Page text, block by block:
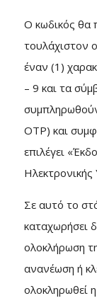
Ο κωδικός θα
τουλάχιστον
έναν (1)
– 9 και τα
OTP) και
επιλέγει
Σε αυτό το
καταχωρήσει
ολοκλήρωση
ανανέωση ή
ολοκληρωθεί